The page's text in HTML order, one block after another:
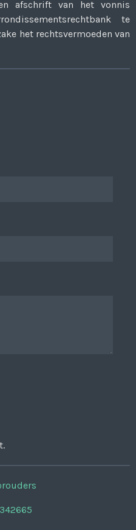
afschrift van het vonnis
te
het rechtsvermoeden van